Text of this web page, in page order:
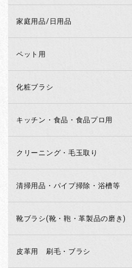
家庭用品/日用品
ペット用
化粧ブラシ
キッチン・食品・食品プロ用
クリーニング・毛玉取り
清掃用品・パイプ掃除・浴槽等
靴ブラシ(靴・鞄・革製品の磨き)
皮革用 刷毛・ブラシ
お買い物を続ける